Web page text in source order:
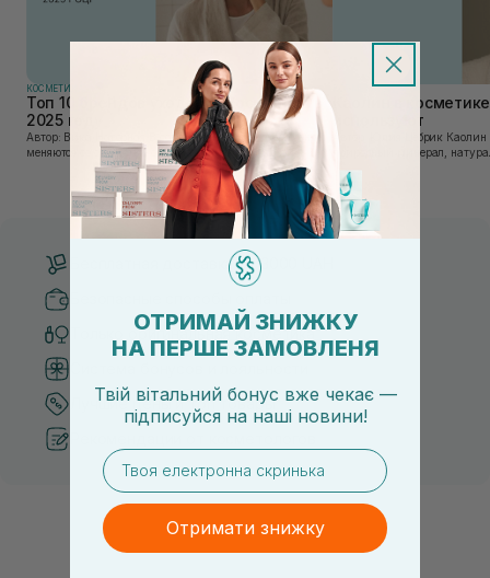
КОСМЕТИКА
Топ 10 брендов уходовой косметики в
2025 году
Автор: Вика Нагорная В современном мире, где тренды
меняются со скоростью света, а рынок популярной
косметики переполнен новыми предложениями, выбор
средства для ухода становится настоящим вызовом....
КОСМЕТИКА
Каолин в
используют
Автор: Юлия Цебрик Каолин в косметологии – это
природный минерал,
головы, благодаря
Бесплатная доставка от 3000 UAH
Только оригинальная косметика
Лучшие цены и топ товары
ОТРИМАЙ ЗНИЖКУ
НА ПЕРШЕ ЗАМОВЛЕНЯ
Твій вітальний бонус вже чекає —
підписуйся на наші новини!
email
Отримати знижку